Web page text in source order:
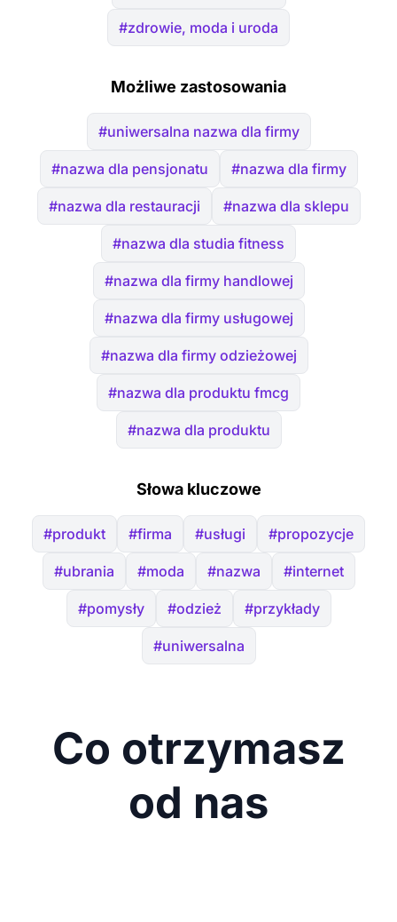
#zdrowie, moda i uroda
Możliwe zastosowania
#uniwersalna nazwa dla firmy
#nazwa dla pensjonatu #nazwa dla firmy
#nazwa dla restauracji #nazwa dla sklepu
#nazwa dla studia fitness
#nazwa dla firmy handlowej
#nazwa dla firmy usługowej
#nazwa dla firmy odzieżowej
#nazwa dla produktu fmcg
#nazwa dla produktu
Słowa kluczowe
#produkt #firma #usługi #propozycje
#ubrania #moda #nazwa #internet
#pomysły #odzież #przykłady
#uniwersalna
Co otrzymasz
od nas